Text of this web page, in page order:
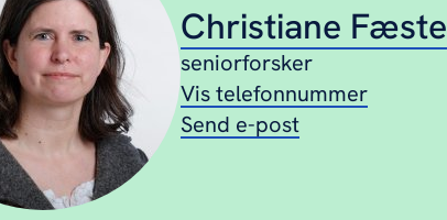
Christiane Fæste
seniorforsker
Vis telefonnummer
Send e-post